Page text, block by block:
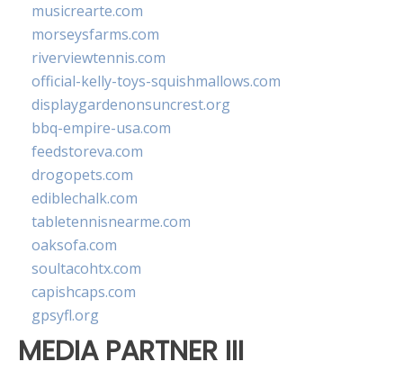
musicrearte.com
morseysfarms.com
riverviewtennis.com
official-kelly-toys-squishmallows.com
displaygardenonsuncrest.org
bbq-empire-usa.com
feedstoreva.com
drogopets.com
ediblechalk.com
tabletennisnearme.com
oaksofa.com
soultacohtx.com
capishcaps.com
gpsyfl.org
MEDIA PARTNER III